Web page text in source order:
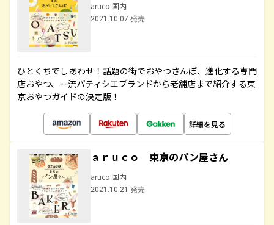
aruco 国内
2021.10.07 発売
ひとくちでしあわせ！話題の街でおやつさんぽ、進化する専門
店おやつ、一流パティシエブランドから老舗店まで紹介する東
京おやつガイドの決定版！
詳細を見る
ａｒｕｃｏ 東京のパン屋さん
aruco 国内
2021.10.21 発売